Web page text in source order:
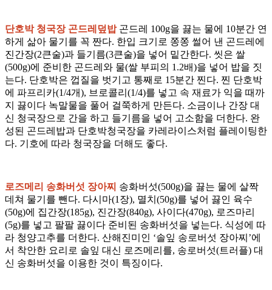
단호박 청국장 곤드레덮밥곤드레 100g을 끓는 물에 10분간 연
하게 삶아 물기를 꼭 짠다. 한입 크기로 쫑쫑 썰어 낸 곤드레에
진간장(2큰술)과 들기름(3큰술)을 넣어 밑간한다. 씻은 쌀
(500g)에 준비한 곤드레와 물(쌀 부피의 1.2배)을 넣어 밥을 짓
는다. 단호박은 껍질을 벗기고 통째로 15분간 찐다. 찐 단호박
에 파프리카(1/4개), 브로콜리(1/4)를 넣고 속 재료가 익을 때까
지 끓이다 녹말물을 풀어 걸쭉하게 만든다. 소금이나 간장 대
신 청국장으로 간을 하고 들기름을 넣어 고소함을 더한다. 완
성된 곤드레밥과 단호박청국장을 카레라이스처럼 플레이팅한
다. 기호에 따라 청국장을 더해도 좋다.
로즈메리 송화버섯 장아찌 송화버섯(500g)을 끓는 물에 살짝
데쳐 물기를 뺀다. 다시마(1장), 멸치(50g)를 넣어 끓인 육수
(50g)에 집간장(185g), 진간장(840g), 사이다(470g), 로즈마리
(5g)를 넣고 팔팔 끓이다 준비된 송화버섯을 넣는다. 식성에 따
라 청양고추를 더한다. 산해진미인 ‘솔잎 송로버섯 장아찌’에
서 착안한 요리로 솔잎 대신 로즈메리를, 송로버섯(트러플) 대
신 송화버섯을 이용한 것이 특징이다.